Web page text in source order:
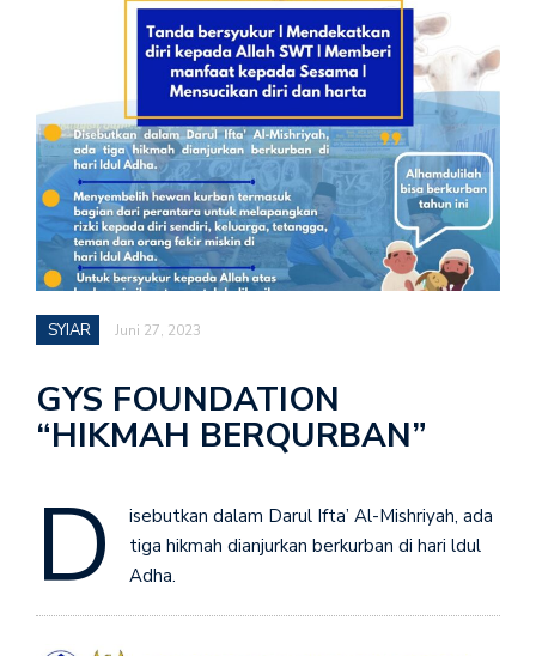
SYIAR Juni 27, 2023
GYS FOUNDATION
“HIKMAH BERQURBAN”
D
isebutkan dalam Darul Ifta’ Al-Mishriyah, ada
tiga hikmah dianjurkan berkurban di hari ldul
Adha.